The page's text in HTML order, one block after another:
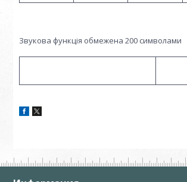
Звукова функція обмежена 200 символами